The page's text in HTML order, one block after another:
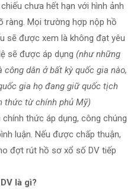
chưa hết hạn với hình ảnh
ràng. Mọi trường hợp nộp hồ
sẽ được xem là không đạt yêu
sẽ được áp dụng (như những
dân ở bất kỳ quốc gia nào,
gia họ đang giữ quốc tịch
thức từ chính phủ Mỹ)
thức áp dụng, công chúng
luận. Nếu được chấp thuận,
đợt rút hồ sơ xổ số DV tiếp
là gì?